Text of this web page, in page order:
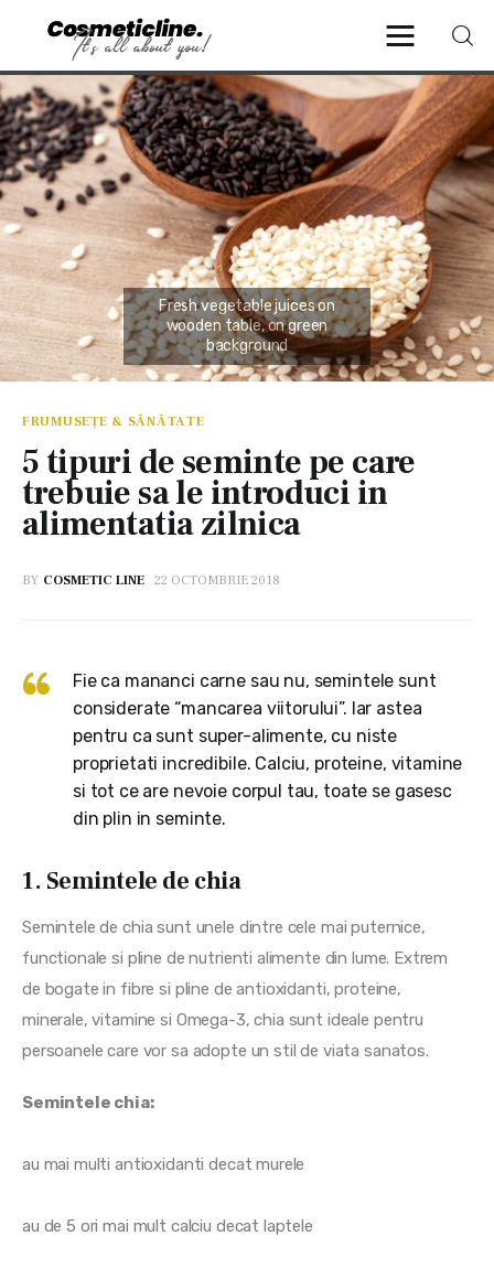
CosmeticLine.
It's all about you!
Frumusețe & Sănătate
Beauty & LifeStyle
Cosmetică Medicală
Anti Aging Medicine
FRUMUSEȚE & SĂNĂTATE
5 tipuri de seminte pe care
trebuie sa le introduci in
alimentatia zilnica
BY COSMETIC LINE 22 OCTOMBRIE 2018
Fie ca mananci carne sau nu, semintele sunt
considerate “mancarea viitorului”. Iar astea
pentru ca sunt super-alimente, cu niste
proprietati incredibile. Calciu, proteine, vitamine
si tot ce are nevoie corpul tau, toate se gasesc
din plin in seminte.
1. Semintele de chia
Semintele de chia sunt unele dintre cele mai puternice,
functionale si pline de nutrienti alimente din lume. Extrem
de bogate in fibre si pline de antioxidanti, proteine,
minerale, vitamine si Omega-3, chia sunt ideale pentru
persoanele care vor sa adopte un stil de viata sanatos.
Semintele chia:
au mai multi antioxidanti decat murele
au de 5 ori mai mult calciu decat laptele